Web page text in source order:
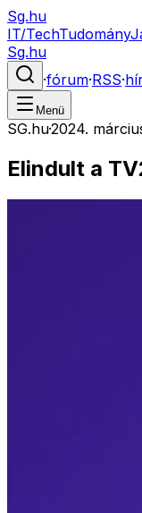
Sg.hu
IT/TechTudomány
Sg.hu
·fórum·RSS·
Menü
SG.hu·2024.
Elindult a